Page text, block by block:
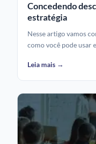
Concedendo
estratégia
Nesse artigo vamos
como você pode usar
Leia mais →